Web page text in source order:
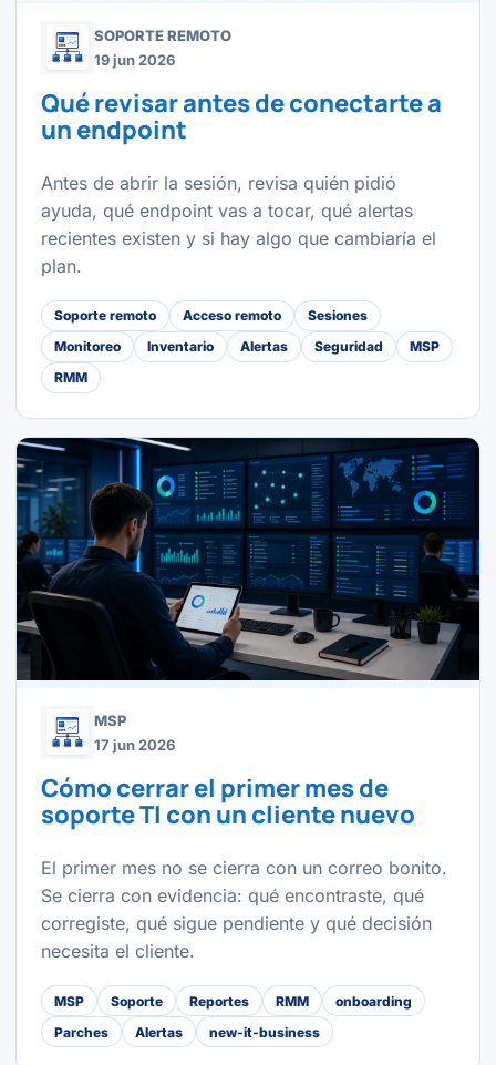
SOPORTE REMOTO
19 jun 2026
Qué revisar antes de conectarte a
un endpoint
Antes de abrir la sesión, revisa quién pidió
ayuda, qué endpoint vas a tocar, qué alertas
recientes existen y si hay algo que cambiaría el
plan.
Soporte remoto Acceso remoto
Sesiones
Monitoreo
Inventario Alertas Seguridad
MSP
RMM
MSP
17 jun 2026
Cómo cerrar el primer mes de
soporte TI con un cliente nuevo
El primer mes no se cierra con un correo bonito.
Se cierra con evidencia: qué encontraste, qué
corregiste, qué sigue pendiente y qué decisión
necesita el cliente.
MSP Soporte Reportes RMM
onboarding
Parches
Alertas new-it-business